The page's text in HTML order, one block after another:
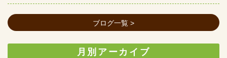
ブログ一覧 >
月別アーカイブ